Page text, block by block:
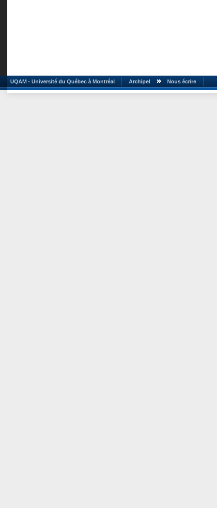
UQAM - Université du Québec à Montréal Archipel Nous écrire